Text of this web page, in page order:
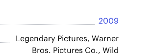
2009
Legendary Pictures, Warner
Bros. Pictures Co., Wild